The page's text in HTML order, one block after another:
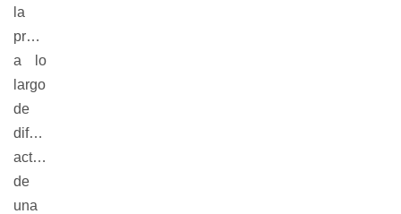
la
presentación
a lo
largo
de
diferentes
actos,
de
una